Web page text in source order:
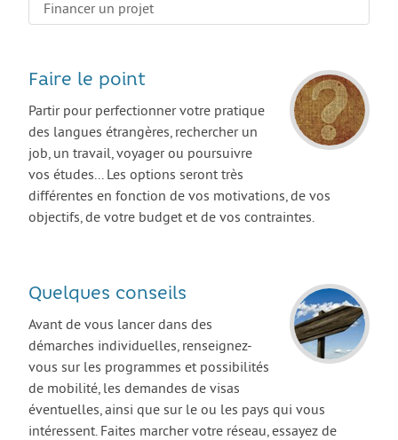
Droits du travail
Accès aux droits et à la justice
Étranger·es en France
AGIR
Agir au quotidien
Etre bénévole ou volontaire
EMPLOI
Préparer sa candidature
Chercher un job
Qui peut m’accompagner ?
Les offres
Financer un projet
Faire le point
Partir pour perfectionner votre pratique
des langues étrangères, rechercher un
job, un travail, voyager ou poursuivre
vos études... Les options seront très
différentes en fonction de vos motivations, de vos
objectifs, de votre budget et de vos contraintes.
Quelques conseils
Avant de vous lancer dans des
démarches individuelles, renseignez-
vous sur les programmes et possibilités
de mobilité, les demandes de visas
éventuelles, ainsi que sur le ou les pays qui vous
intéressent. Faites marcher votre réseau, essayez de